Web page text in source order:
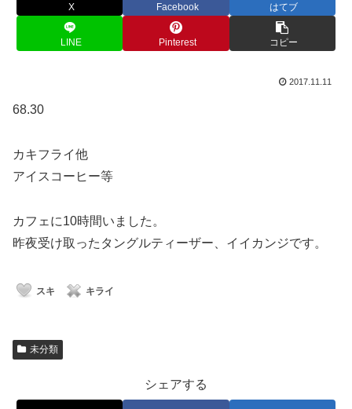
X Facebook はてブ
LINE Pinterest コピー
2017.11.11
68.30
カキフライ他
アイスコーヒー等
カフェに10時間いました。
昨夜受け取ったタングルティーザー、イイカンジです。
スキ キライ
未分類
シェアする